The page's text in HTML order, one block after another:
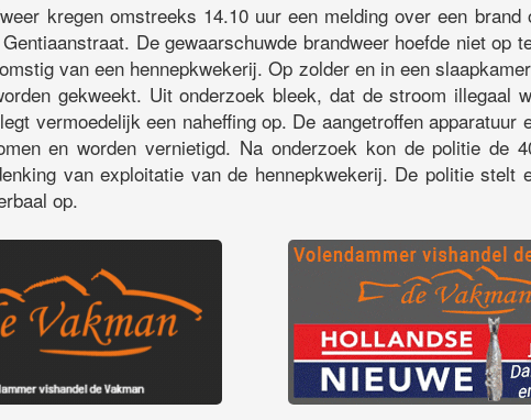
kregen omstreeks 14.10 uur een melding over een brand
De gewaarschuwde brandweer hoefde niet op
van een hennepkwekerij. Op zolder en in een
gekweekt. Uit onderzoek bleek, dat de stroom illegaal
vermoedelijk een naheffing op. De aangetroffen apparatuur
en worden vernietigd. Na onderzoek kon de politie de
van exploitatie van de hennepkwekerij. De politie stelt
op.